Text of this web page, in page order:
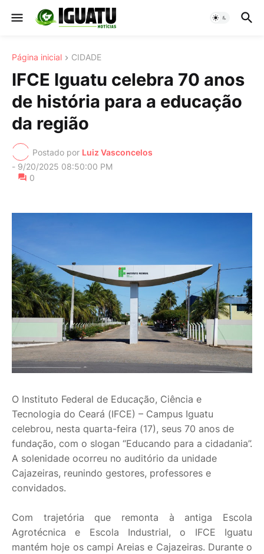
Página inicial CIDADE
IFCE Iguatu celebra 70 anos
de história para a educação
da região
Postado por Luiz Vasconcelos
- 9/20/2025 08:50:00 PM
0
O Instituto Federal de Educação, Ciência e
Tecnologia do Ceará (IFCE) – Campus Iguatu
celebrou, nesta quarta-feira (17), seus 70 anos de
fundação, com o slogan “Educando para a cidadania”.
A solenidade ocorreu no auditório da unidade
Cajazeiras, reunindo gestores, professores e
convidados.
Com trajetória que remonta à antiga Escola
Agrotécnica e Escola Industrial, o IFCE Iguatu
mantém hoje os campi Areias e Cajazeiras. Durante o